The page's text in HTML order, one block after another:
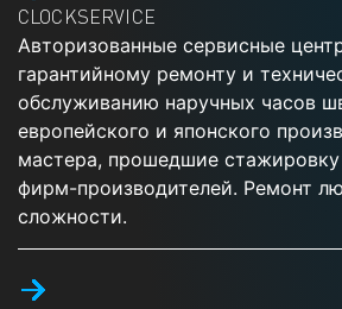
CLOCKSERVICE
Авторизованные сервисные
гарантийному ремонту и
обслуживанию наручных часов
европейского и японского
мастера, прошедшие
фирм-производителей. Ремонт
сложности.